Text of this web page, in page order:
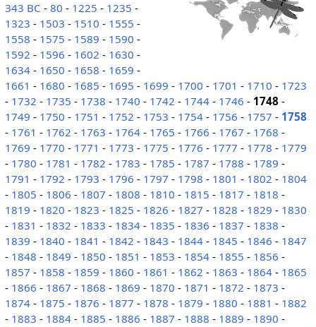
343 BC - 80 - 1225 - 1235 -
1323 - 1503 - 1510 - 1555 -
1558 - 1575 - 1589 - 1590 -
1592 - 1596 - 1602 - 1630 -
1634- 1650 - 1658 - 1659 -
1661 - 1680 - 1685 - 1695 - 1699 - 1700 - 1701 - 1710 - 1723
- 1732 - 1735 - 1738 - 1740 - 1742 - 1744- 1746 - 1748-
1749 - 1750 - 1751 - 1752 - 1753 - 1754- 1756 - 1757 - 1758
- 1761 - 1762 - 1763 - 1764- 1765 - 1766 - 1767 - 1768 -
1769 - 1770 - 1771 - 1773 - 1775 - 1776 - 1777 - 1778 - 1779
- 1780 - 1781 - 1782 - 1783 - 1785 - 1787 - 1788 - 1789 -
1791 - 1792 - 1793 - 1796 - 1797 - 1798 - 1801 - 1802 - 1804
- 1805 - 1806 - 1807 - 1808 - 1810 - 1815 - 1817 - 1818 -
1819 - 1820 - 1823 - 1825 - 1826 - 1827 - 1828 - 1829 - 1830
- 1831 - 1832 - 1833 - 1834- 1835 - 1836 - 1837 - 1838 -
1839 - 1840 - 1841 - 1842 - 1843 - 1844- 1845 - 1846 - 1847
- 1848 - 1849 - 1850 - 1851 - 1853 - 1854- 1855 - 1856 -
1857 - 1858 - 1859 - 1860 - 1861 - 1862 - 1863 - 1864- 1865
- 1866 - 1867 - 1868 - 1869 - 1870 - 1871 - 1872 - 1873 -
1874- 1875 - 1876 - 1877 - 1878 - 1879 - 1880 - 1881 - 1882
- 1883 - 1884- 1885 - 1886 - 1887 - 1888 - 1889 - 1890 -